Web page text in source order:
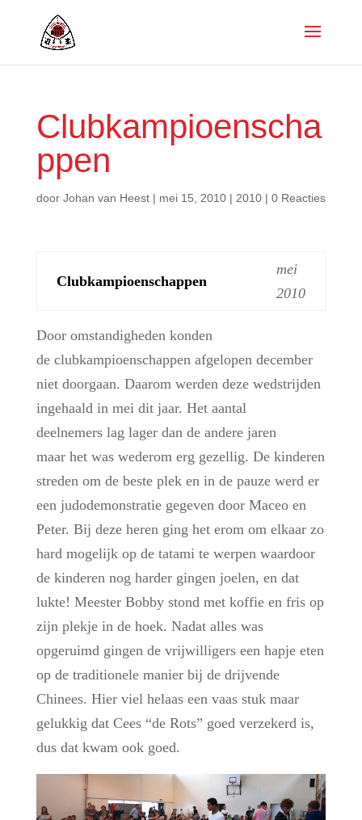
Clubkampioenscha
ppen
door Johan van Heest| mei 15, 2010| 2010| 0 Reacties
Clubkampioenschappen
mei
2010
Door omstandigheden konden
de clubkampioenschappen afgelopen december
niet doorgaan. Daarom werden deze wedstrijden
ingehaald in mei dit jaar. Het aantal
deelnemers lag lager dan de andere jaren
maar het was wederom erg gezellig. De kinderen
streden om de beste plek en in de pauze werd er
een judodemonstratie gegeven door Maceo en
Peter. Bij deze heren ging het erom om elkaar zo
hard mogelijk op de tatami te werpen waardoor
de kinderen nog harder gingen joelen, en dat
lukte! Meester Bobby stond met koffie en fris op
zijn plekje in de hoek. Nadat alles was
opgeruimd gingen de vrijwilligers een hapje eten
op de traditionele manier bij de drijvende
Chinees. Hier viel helaas een vaas stuk maar
gelukkig dat Cees “de Rots” goed verzekerd is,
dus dat kwam ook goed.